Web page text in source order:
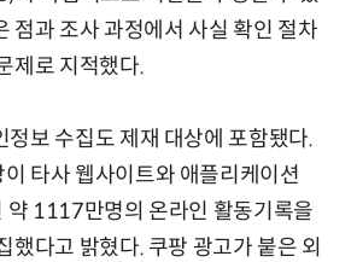
점과 조사 과정에서 사실 확인 절차
제로 지적했다.
정보 수집도 제재 대상에 포함됐다.
타사 웹사이트와 애플리케이션
약 1117만명의 온라인 활동기록을
했다고 밝혔다. 쿠팡 광고가 붙은 외